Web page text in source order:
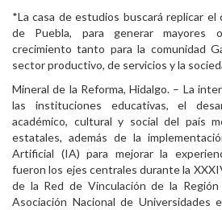
Aspirantes
Personal
Alumni
Visitantes
*La casa de estudios buscará replicar
de Puebla, para generar mayores
crecimiento tanto para la comunidad
sector productivo, de servicios y la
Mineral de la Reforma, Hidalgo. – La
las instituciones educativas, el
académico, cultural y social del país
estatales, además de la
Artificial (IA) para mejorar la
fueron los ejes centrales durante la
de la Red de Vinculación de la
Asociación Nacional de Universidades